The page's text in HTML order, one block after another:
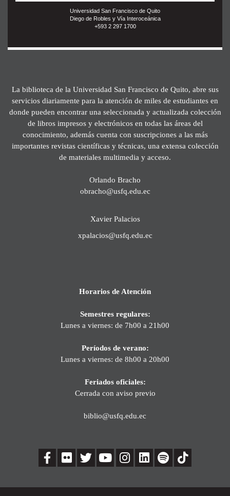
Universidad San Francisco de Quito
Diego de Robles y Vía Interoceánica
+593 2 297 1700
La biblioteca de la Universidad San Francisco de Quito, abre sus
servicios diariamente para la atención de miles de estudiantes en
donde pueden encontrar una seleccionada y actualizada colección
de libros impresos y electrónicos en todas las áreas del
conocimiento, además cuenta con suscripciones a las más
importantes revistas científicas y técnicas, una extensa colección
de materiales multimedia y acceso.
Orlando Bracho
obracho@usfq.edu.ec
Xavier Palacios
xpalacios@usfq.edu.ec
Horarios de Atención
Semestres regulares:
Lunes a viernes: de 7h00 a 21h00
Períodos de verano:
Lunes a viernes: de 8h00 a 20h00
Feriados oficiales:
Cerrada con aviso previo
biblio@usfq.edu.ec